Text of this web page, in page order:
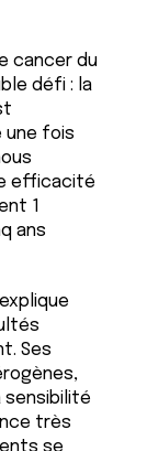
cancer du
défi : la
fois
efficacité
1
ans
Ses
sensibilité
très